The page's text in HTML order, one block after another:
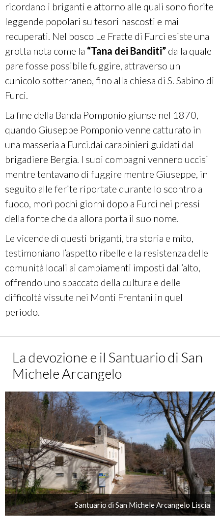
ricordano i briganti e attorno alle quali sono fiorite
leggende popolari su tesori nascosti e mai
recuperati. Nel bosco Le Fratte di Furci esiste una
grotta nota come la “Tana dei Banditi” dalla quale
pare fosse possibile fuggire, attraverso un
cunicolo sotterraneo, fino alla chiesa di S. Sabino di
Furci.
La fine della Banda Pomponio giunse nel 1870,
quando Giuseppe Pomponio venne catturato in
una masseria a Furci.dai carabinieri guidati dal
brigadiere Bergia. I suoi compagni vennero uccisi
mentre tentavano di fuggire mentre Giuseppe, in
seguito alle ferite riportate durante lo scontro a
fuoco, morì pochi giorni dopo a Furci nei pressi
della fonte che da allora porta il suo nome.
Le vicende di questi briganti, tra storia e mito,
testimoniano l’aspetto ribelle e la resistenza delle
comunità locali ai cambiamenti imposti dall’alto,
offrendo uno spaccato della cultura e delle
difficoltà vissute nei Monti Frentani in quel
periodo.
La devozione e il Santuario di San
Michele Arcangelo
Santuario di San Michele Arcangelo Liscia